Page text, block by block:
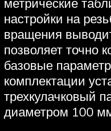
настройки на
вращения
позволяет точно
базовые
комплектации
трехкулачковый
диаметром 100